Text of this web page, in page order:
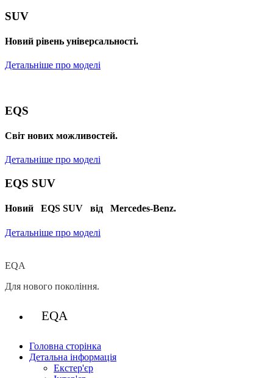
SUV
Новий рівень універсальності.
Детальніше про моделі
EQS
Cвіт нових можливостей.
Детальніше про моделі
EQS SUV
Новий EQS SUV від Mercedes-Benz.
Детальніше про моделі
EQA
Для нового покоління.
EQA
Головна сторінка
Детальна інформація
Екстер'єр